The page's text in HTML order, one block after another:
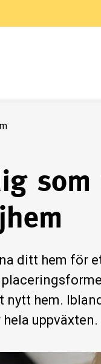
ditt hem för
nytt hem.
uppväxten.